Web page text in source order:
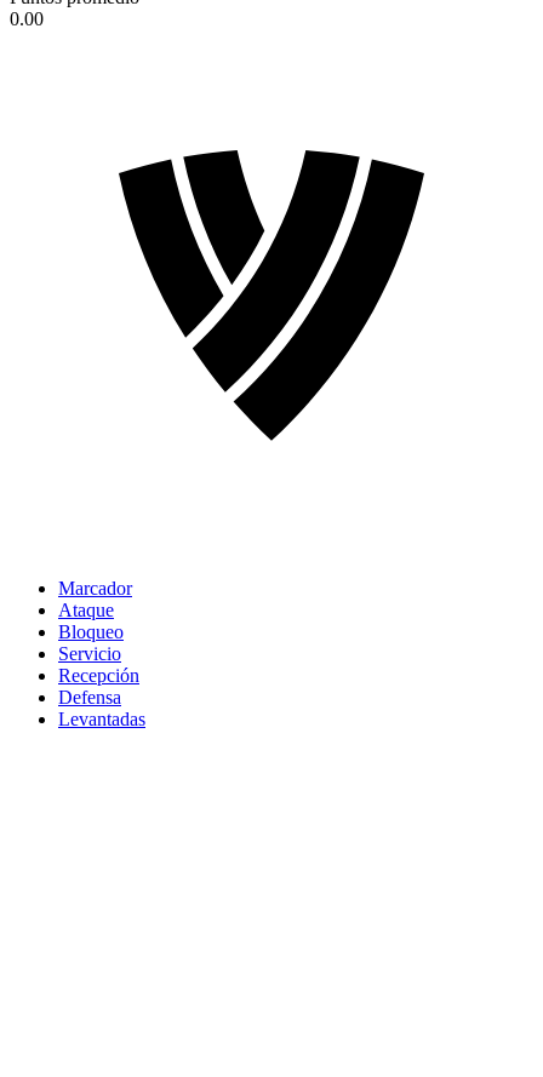
0.00
Marcador
Ataque
Bloqueo
Servicio
Recepción
Defensa
Levantadas